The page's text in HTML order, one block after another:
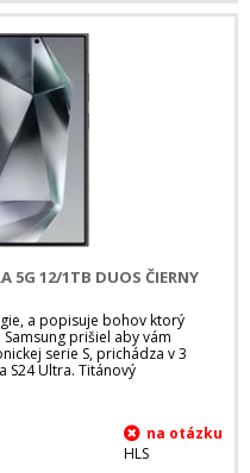
5G 12/1TB DUOS ČIERNY
a popisuje bohov ktorý
prišiel aby vám
serie S, prichádza v 3
S24 Ultra. Titánový
HLS